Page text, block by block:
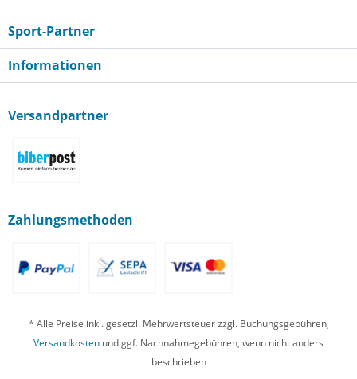
Sport-Partner
Informationen
Versandpartner
Zahlungsmethoden
* Alle Preise inkl. gesetzl. Mehrwertsteuer zzgl. Buchungsgebühren,
Versandkosten und ggf. Nachnahmegebühren, wenn nicht anders
beschrieben